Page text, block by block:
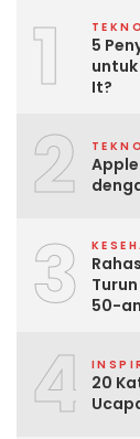
1
5
It?
2
3
50-an
4
20